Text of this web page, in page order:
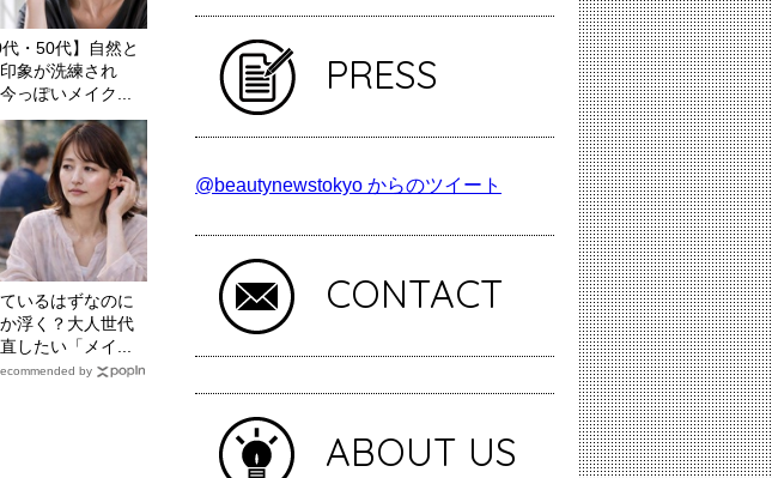
代・50代】自然と
象が洗練され
っぽいメイク...
いるはずなのに
浮く？大人世代
したい「メイ...
by
PRESS
@beautynewstokyo からのツイート
CONTACT
ABOUT US